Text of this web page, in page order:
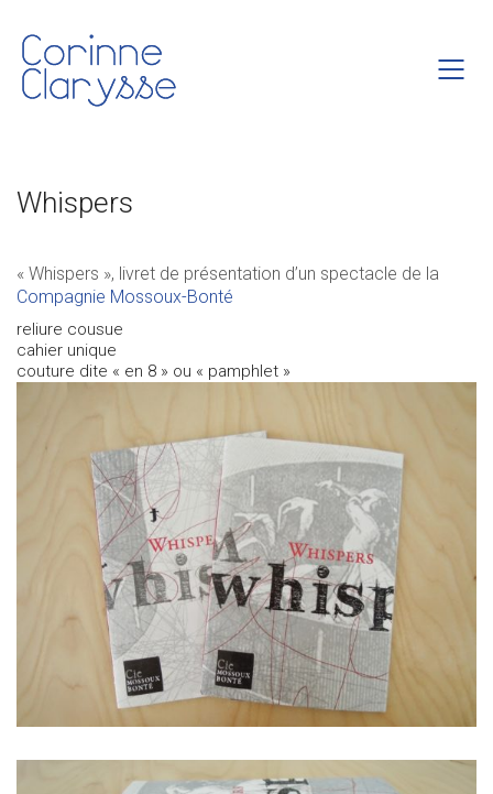
Whispers
« Whispers », livret de présentation d’un spectacle de la
Compagnie Mossoux-Bonté
reliure cousue
cahier unique
couture dite « en 8 » ou « pamphlet »